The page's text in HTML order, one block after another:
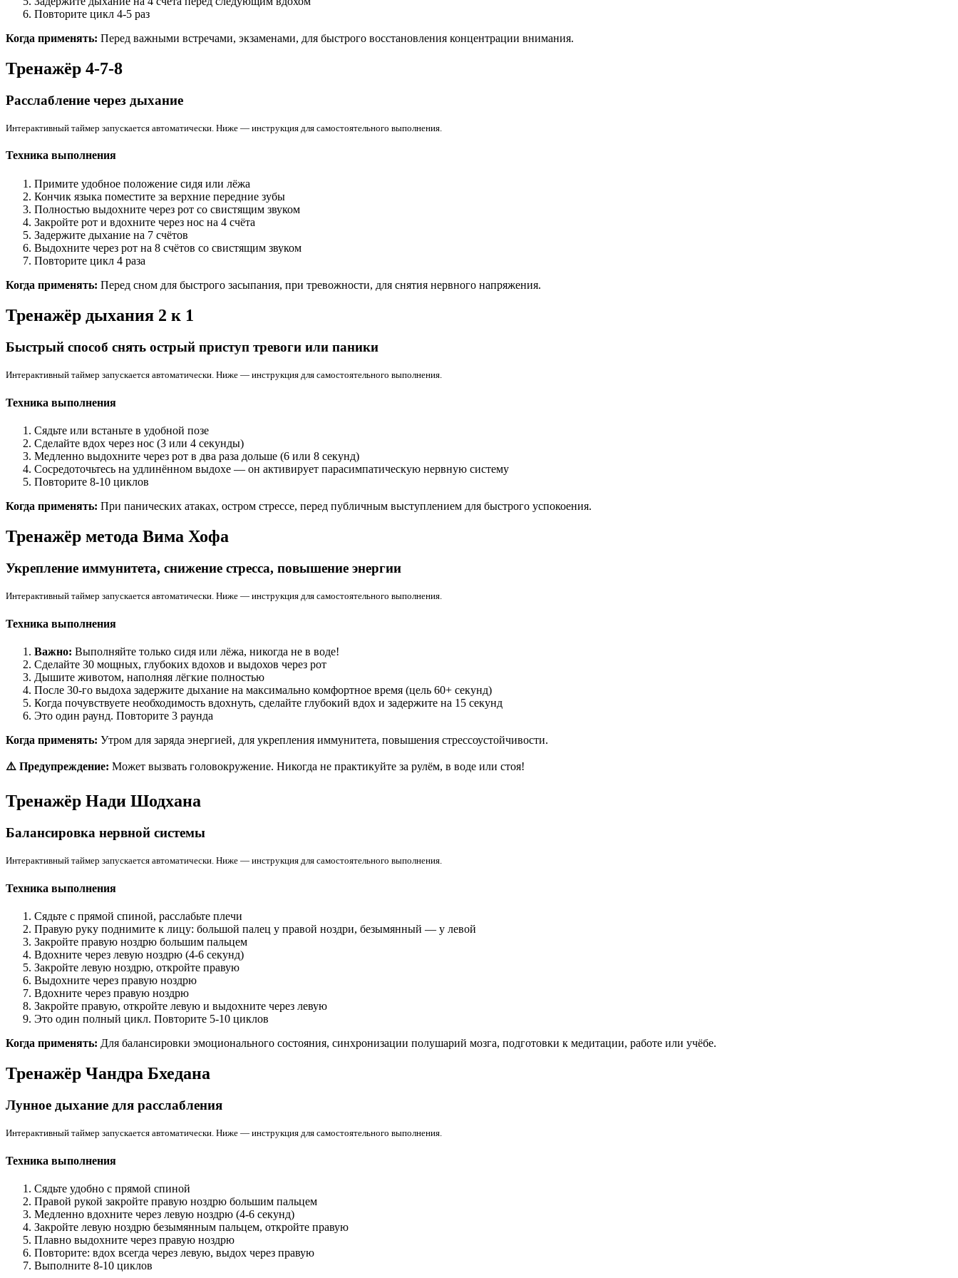
Повторите цикл 4-5 раз
Когда применять: Перед важными встречами, экзаменами, для быстрого восстановления концентрации внимания.
Тренажёр 4-7-8
Расслабление через дыхание
Интерактивный таймер запускается автоматически. Ниже — инструкция для самостоятельного выполнения.
Техника выполнения
Примите удобное положение сидя или лёжа
Кончик языка поместите за верхние передние зубы
Полностью выдохните через рот со свистящим звуком
Закройте рот и вдохните через нос на 4 счёта
Задержите дыхание на 7 счётов
Выдохните через рот на 8 счётов со свистящим звуком
Повторите цикл 4 раза
Когда применять: Перед сном для быстрого засыпания, при тревожности, для снятия нервного напряжения.
Тренажёр дыхания 2 к 1
Быстрый способ снять острый приступ тревоги или паники
Интерактивный таймер запускается автоматически. Ниже — инструкция для самостоятельного выполнения.
Техника выполнения
Сядьте или встаньте в удобной позе
Сделайте вдох через нос (3 или 4 секунды)
Медленно выдохните через рот в два раза дольше (6 или 8 секунд)
Сосредоточьтесь на удлинённом выдохе — он активирует парасимпатическую нервную систему
Повторите 8-10 циклов
Когда применять: При панических атаках, остром стрессе, перед публичным выступлением для быстрого успокоения.
Тренажёр метода Вима Хофа
Укрепление иммунитета, снижение стресса, повышение энергии
Интерактивный таймер запускается автоматически. Ниже — инструкция для самостоятельного выполнения.
Техника выполнения
Важно: Выполняйте только сидя или лёжа, никогда не в воде!
Сделайте 30 мощных, глубоких вдохов и выдохов через рот
Дышите животом, наполняя лёгкие полностью
После 30-го выдоха задержите дыхание на максимально комфортное время (цель 60+ секунд)
Когда почувствуете необходимость вдохнуть, сделайте глубокий вдох и задержите на 15 секунд
Это один раунд. Повторите 3 раунда
Когда применять: Утром для заряда энергией, для укрепления иммунитета, повышения стрессоустойчивости.
⚠️ Предупреждение: Может вызвать головокружение. Никогда не практикуйте за рулём, в воде или стоя!
Тренажёр Нади Шодхана
Балансировка нервной системы
Интерактивный таймер запускается автоматически. Ниже — инструкция для самостоятельного выполнения.
Техника выполнения
Сядьте с прямой спиной, расслабьте плечи
Правую руку поднимите к лицу: большой палец у правой ноздри, безымянный — у левой
Закройте правую ноздрю большим пальцем
Вдохните через левую ноздрю (4-6 секунд)
Закройте левую ноздрю, откройте правую
Выдохните через правую ноздрю
Вдохните через правую ноздрю
Закройте правую, откройте левую и выдохните через левую
Это один полный цикл. Повторите 5-10 циклов
Когда применять: Для балансировки эмоционального состояния, синхронизации полушарий мозга, подготовки к медитации, работе или учёбе.
Тренажёр Чандра Бхедана
Лунное дыхание для расслабления
Интерактивный таймер запускается автоматически. Ниже — инструкция для самостоятельного выполнения.
Техника выполнения
Сядьте удобно с прямой спиной
Правой рукой закройте правую ноздрю большим пальцем
Медленно вдохните через левую ноздрю (4-6 секунд)
Закройте левую ноздрю безымянным пальцем, откройте правую
Плавно выдохните через правую ноздрю
Повторите: вдох всегда через левую, выдох через правую
Выполните 8-10 циклов